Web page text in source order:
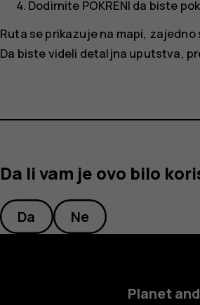
Dodirnite POKRENI da biste
Ruta se prikazuje na mapi,
Da biste videli detaljna uputstva,
Da li vam je ovo bilo
Da Ne
Planet